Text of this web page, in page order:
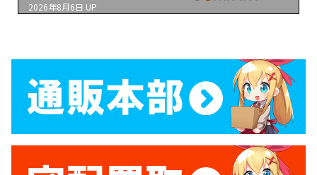
2026年8月6日 UP